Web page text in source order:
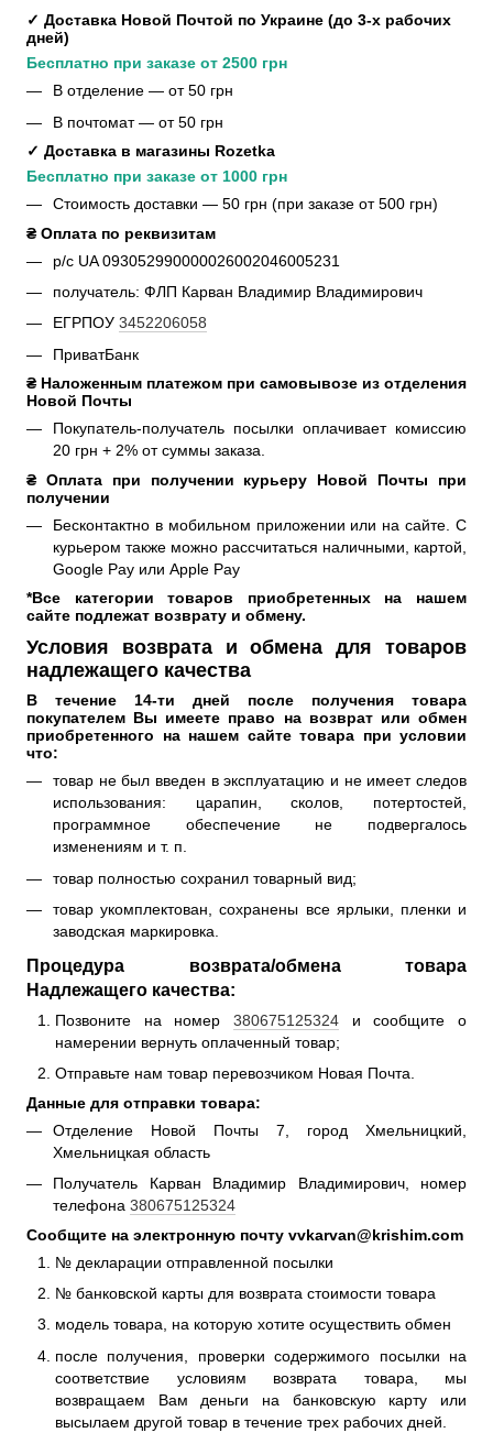
✓ Доставка Новой Почтой по Украине (до 3-х рабочих
дней)
Бесплатно при заказе от 2500 грн
В отделение — от 50 грн
В почтомат — от 50 грн
✓ Доставка в магазины Rozetka
Бесплатно при заказе от 1000 грн
Стоимость доставки — 50 грн (при заказе от 500 грн)
₴ Оплата по реквизитам
р/с UA 093052990000026002046005231
получатель: ФЛП Карван Владимир Владимирович
ЕГРПОУ 3452206058
ПриватБанк
₴ Наложенным платежом при самовывозе из отделения
Новой Почты
Покупатель-получатель посылки оплачивает комиссию
20 грн + 2% от суммы заказа.
₴ Оплата при получении курьеру Новой Почты при
получении
Бесконтактно в мобильном приложении или на сайте. С
курьером также можно рассчитаться наличными, картой,
Google Pay или Apple Pay
*Все категории товаров приобретенных на нашем
сайте подлежат возврату и обмену.
Условия возврата и обмена для товаров
надлежащего качества
В течение 14-ти дней после получения товара
покупателем Вы имеете право на возврат или обмен
приобретенного на нашем сайте товара при условии
что:
товар не был введен в эксплуатацию и не имеет следов
использования: царапин, сколов, потертостей,
программное обеспечение не подвергалось
изменениям и т. п.
товар полностью сохранил товарный вид;
товар укомплектован, сохранены все ярлыки, пленки и
заводская маркировка.
Процедура возврата/обмена товара
Надлежащего качества:
Позвоните на номер 380675125324 и сообщите о
намерении вернуть оплаченный товар;
Отправьте нам товар перевозчиком Новая Почта.
Данные для отправки товара:
Отделение Новой Почты 7, город Хмельницкий,
Хмельницкая область
Получатель Карван Владимир Владимирович, номер
телефона 380675125324
Сообщите на электронную почту vvkarvan@krishim.com
№ декларации отправленной посылки
№ банковской карты для возврата стоимости товара
модель товара, на которую хотите осуществить обмен
после получения, проверки содержимого посылки на
соответствие условиям возврата товара, мы
возвращаем Вам деньги на банковскую карту или
высылаем другой товар в течение трех рабочих дней.